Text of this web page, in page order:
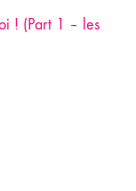
! (Part 1 – les